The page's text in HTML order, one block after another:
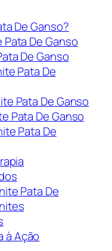
De Ganso?
De Ganso
De Ganso
Pata De
Pata De Ganso
Pata De Ganso
Pata De
Pata De
à Ação